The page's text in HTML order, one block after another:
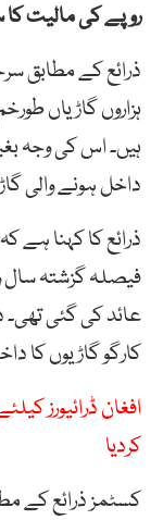
روپے کی مالیت
ذرائع کے مطابق
ہزاروں گاڑیاں
ہیں۔ اس کی وجہ
داخل ہونے والی
ذرائع کا کہنا ہے
عائد کی گئی تھی۔
کارگو گاڑیوں کا
افغان ڈرائیورز
کردیا
کسٹمز ذرائع کے